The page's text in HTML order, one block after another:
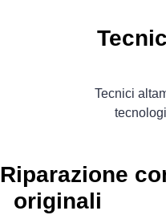
Tecnici
Riparazione
originali